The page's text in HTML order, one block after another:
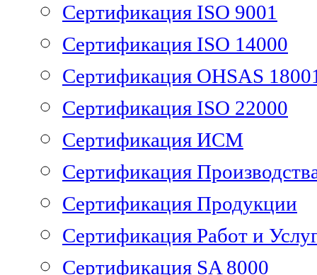
Сертификация ISO 9001
Сертификация ISO 14000
Сертификация OHSAS
Сертификация ISO 22000
Сертификация ИСМ
Сертификация
Сертификация Продукции
Сертификация Работ и
Сертификация SA 8000